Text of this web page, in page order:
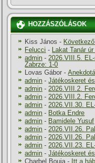
HOZZÁSZÓLÁSOK
Kiss János -
Felucci -
Lakat Tanár
admin - 2026.VIII.5.
Zabrze: 1-0
Lovas Gábor -
admin -Játékoskeret
admin - 2026.VIII.2.
admin - 2026.VIII.2.
admin - 2026.VII.30.
admin - Botka Endre
admin - Bamidele Yusuf
admin - 2026.VII.26.
admin - 2026.VII.26.
admin - 2026.VII.23.
admin -Játékoskeret
Charbel Bouja - Itt a